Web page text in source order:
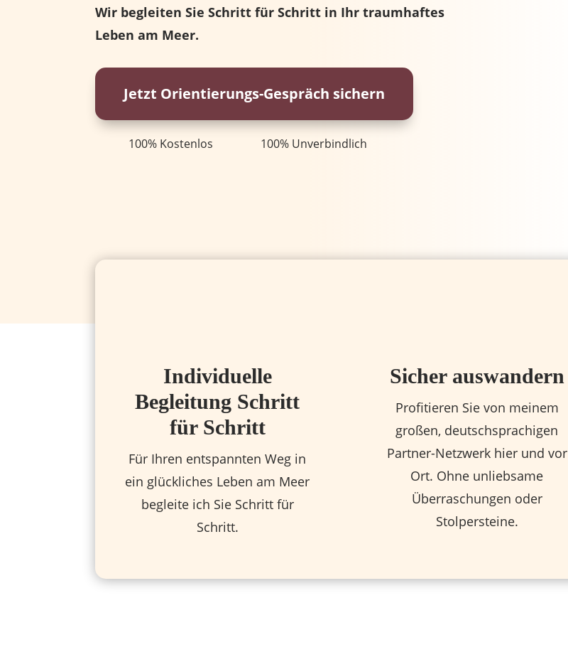
Wir begleiten Sie Schritt für Schritt in Ihr traumhaftes
Leben am Meer.
Jetzt Orientierungs-Gespräch sichern
100% Kostenlos 100% Unverbindlich
Individuelle
Begleitung Schritt
für Schritt
Für Ihren entspannten Weg in
ein glückliches Leben am Meer
begleite ich Sie Schritt für
Schritt.
Sicher auswandern
Profitieren Sie von meinem
großen, deutschsprachigen
Partner-Netzwerk hier und vor
Ort. Ohne unliebsame
Überraschungen oder
Stolpersteine.